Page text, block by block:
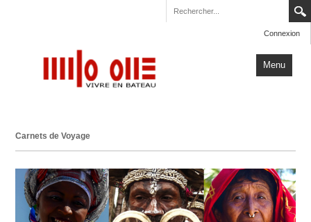
Connexion
Menu
Carnets de Voyage
Actualités
Plus
Carnets de Voyage